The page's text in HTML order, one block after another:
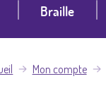
Braille
Mon compte